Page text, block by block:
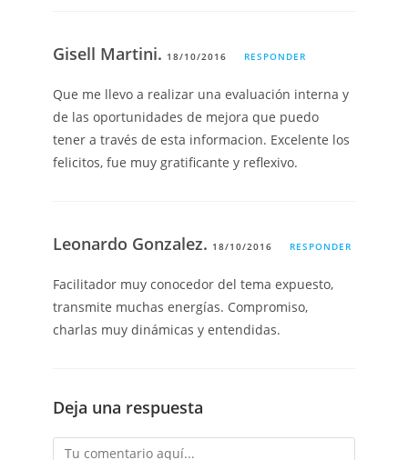
Gisell Martini. 18/10/2016 RESPONDER
Que me llevo a realizar una evaluación interna y
de las oportunidades de mejora que puedo
tener a través de esta informacion. Excelente los
felicitos, fue muy gratificante y reflexivo.
Leonardo Gonzalez. 18/10/2016 RESPONDER
Facilitador muy conocedor del tema expuesto,
transmite muchas energías. Compromiso,
charlas muy dinámicas y entendidas.
Deja una respuesta